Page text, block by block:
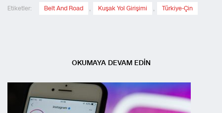
Etiketler: Belt And Road , Kuşak Yol Girişimi , Türkiye-Çin
OKUMAYA DEVAM EDİN